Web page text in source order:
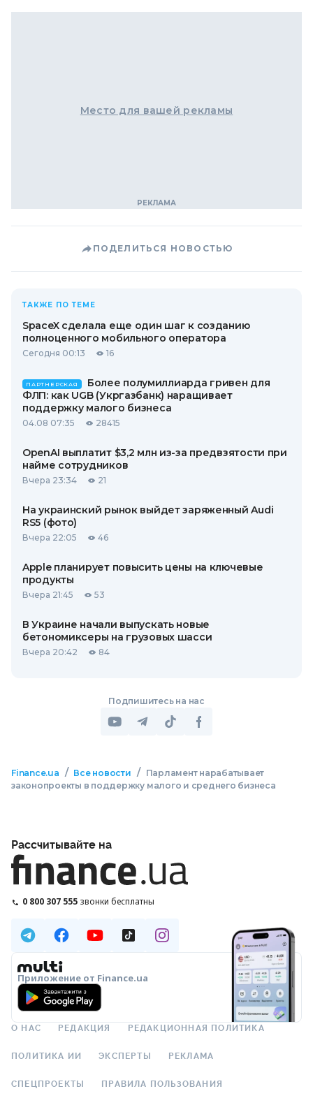
Место для вашей рекламы
ПОДЕЛИТЬСЯ НОВОСТЬЮ
ТАКЖЕ ПО ТЕМЕ
SpaceX сделала еще один шаг к созданию
полноценного мобильного оператора
Сегодня 00:13 16
ПАРТНЕРСКАЯ
Более полумиллиарда гривен для
ФЛП: как UGB (Укргазбанк) наращивает
поддержку малого бизнеса
04.08 07:35 28415
OpenAI выплатит $3,2 млн из-за предвзятости при
найме сотрудников
Вчера 23:34 21
На украинский рынок выйдет заряженный Audi
RS5 (фото)
Вчера 22:05 46
Apple планирует повысить цены на ключевые
продукты
Вчера 21:45 53
В Украине начали выпускать новые
бетономиксеры на грузовых шасси
Вчера 20:42 84
Подпишитесь на нас
Finance.ua / Все новости /
Парламент нарабатывает
законопроекты в поддержку малого и среднего бизнеса
Рассчитывайте на
0 800 307 555 звонки бесплатны
Приложение от Finance.ua
О НАС РЕДАКЦИЯ РЕДАКЦИОННАЯ ПОЛИТИКА
ПОЛИТИКА ИИ ЭКСПЕРТЫ РЕКЛАМА
СПЕЦПРОЕКТЫ ПРАВИЛА ПОЛЬЗОВАНИЯ